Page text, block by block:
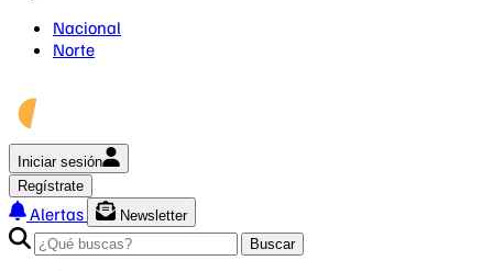
Nacional
Norte
Iniciar sesión
Regístrate
Alertas
Newsletter
Buscar